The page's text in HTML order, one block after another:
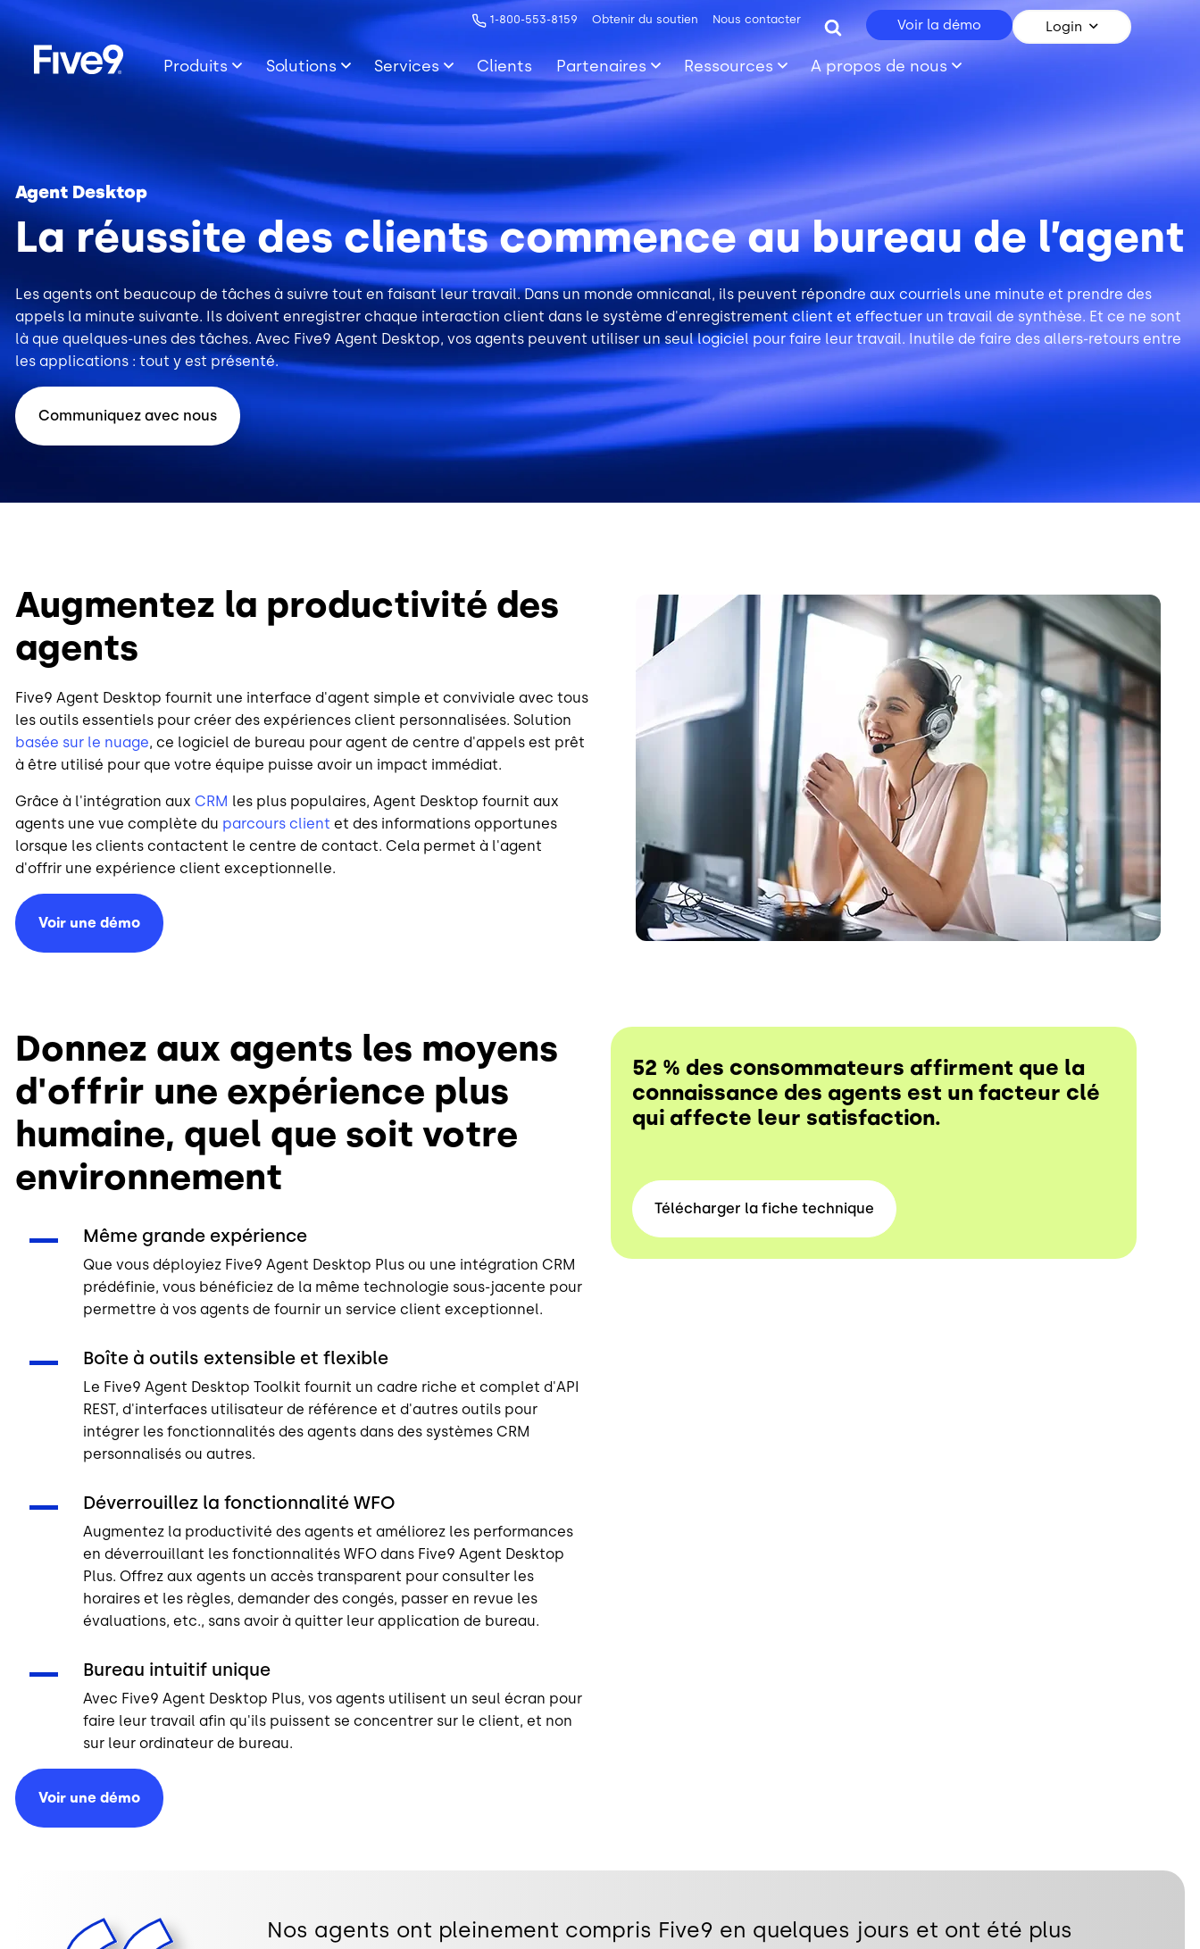
Skip to main content
1-800-553-8159 Obtenir du soutien Nous contacter Voir la démo Login
Produits Solutions Services Clients Partenaires Ressources A propos de nous
Agent Desktop
La réussite des clients commence au bureau de l’agent
Les agents ont beaucoup de tâches à suivre tout en faisant leur travail. Dans un monde omnicanal, ils peuvent répondre aux courriels une minute et prendre des
appels la minute suivante. Ils doivent enregistrer chaque interaction client dans le système d'enregistrement client et effectuer un travail de synthèse. Et ce ne sont
là que quelques-unes des tâches. Avec Five9 Agent Desktop, vos agents peuvent utiliser un seul logiciel pour faire leur travail. Inutile de faire des allers-retours entre
les applications : tout y est présenté.
Communiquez avec nous
Augmentez la productivité des
agents
Five9 Agent Desktop fournit une interface d'agent simple et conviviale avec tous
les outils essentiels pour créer des expériences client personnalisées. Solution
basée sur le nuage, ce logiciel de bureau pour agent de centre d'appels est prêt
à être utilisé pour que votre équipe puisse avoir un impact immédiat.
Grâce à l'intégration aux CRM les plus populaires, Agent Desktop fournit aux
agents une vue complète du parcours client et des informations opportunes
lorsque les clients contactent le centre de contact. Cela permet à l'agent
d'offrir une expérience client exceptionnelle.
Voir une démo
Donnez aux agents les moyens
d'offrir une expérience plus
humaine, quel que soit votre
environnement
Même grande expérience
Que vous déployiez Five9 Agent Desktop Plus ou une intégration CRM
prédéfinie, vous bénéficiez de la même technologie sous-jacente pour
permettre à vos agents de fournir un service client exceptionnel.
Boîte à outils extensible et flexible
Le Five9 Agent Desktop Toolkit fournit un cadre riche et complet d'API
REST, d'interfaces utilisateur de référence et d'autres outils pour
intégrer les fonctionnalités des agents dans des systèmes CRM
personnalisés ou autres.
Déverrouillez la fonctionnalité WFO
Augmentez la productivité des agents et améliorez les performances
en déverrouillant les fonctionnalités WFO dans Five9 Agent Desktop
Plus. Offrez aux agents un accès transparent pour consulter les
horaires et les règles, demander des congés, passer en revue les
évaluations, etc., sans avoir à quitter leur application de bureau.
Bureau intuitif unique
Avec Five9 Agent Desktop Plus, vos agents utilisent un seul écran pour
faire leur travail afin qu'ils puissent se concentrer sur le client, et non
sur leur ordinateur de bureau.
Voir une démo
52 % des consommateurs affirment que la
connaissance des agents est un facteur clé
qui affecte leur satisfaction.
Télécharger la fiche technique
Nos agents ont pleinement compris Five9 en quelques jours et ont été plus